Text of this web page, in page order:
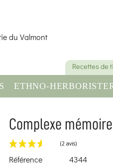
Recettes de
ETHNO-
Complexe
Référence 4344